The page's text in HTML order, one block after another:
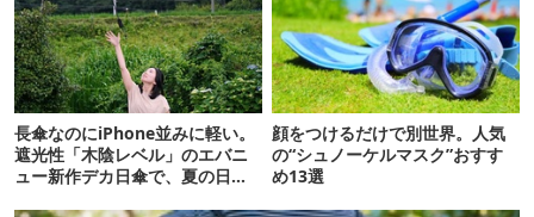
長傘なのにiPhone並みに軽い。
遮光性「木陰レベル」のエバニ
ュー新作デカ日傘で、夏の日焼
顔をつけるだけで別世界。人気
の“シュノーケルマスク”おすす
め13選